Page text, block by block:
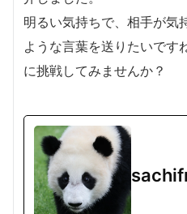
明るい気持ちで、相手が気
ような言葉を送りたいです
に挑戦してみませんか？